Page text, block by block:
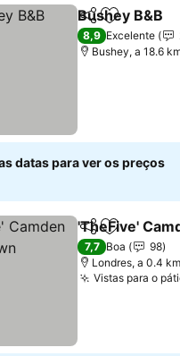
PartilharAdicionar
Bushey B&B
8,9 Excelente
Bushey, a 18.6
datas para ver os preços
PartilharAdicionar
'TheFive'
7,7 Boa
98
Londres, a 0.4
Vistas para o